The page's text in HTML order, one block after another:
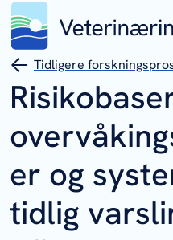
Tidligere
er og
tidlig